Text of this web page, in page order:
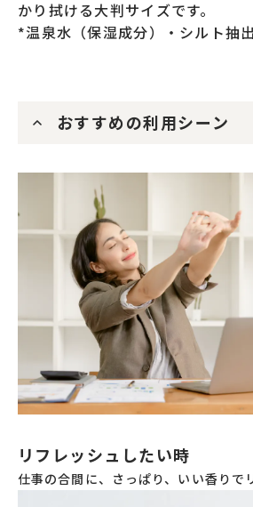
かり拭ける大判サイズです。
*温泉水（保湿成分）・シルト抽
おすすめの利用シーン
リフレッシュしたい時
仕事の合間に、さっぱり、いい香りで